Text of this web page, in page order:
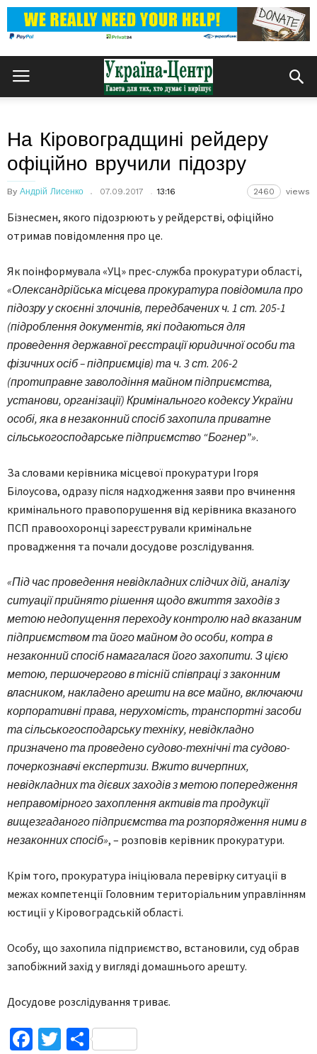
На Кіровоградщині рейдеру
офіційно вручили підозру
By Андрій Лисенко 07.09.2017 13:16 2460 views
Бізнесмен, якого підозрюють у рейдерстві, офіційно
отримав повідомлення про це.
Як поінформувала «УЦ» прес-служба прокуратури області,
«Олександрійська місцева прокуратура повідомила про
підозру у скоєнні злочинів, передбачених ч. 1 ст. 205-1
(підроблення документів, які подаються для
проведення державної реєстрації юридичної особи та
фізичних осіб – підприємців) та ч. 3 ст. 206-2
(протиправне заволодіння майном підприємства,
установи, організації) Кримінального кодексу України
особі, яка в незаконний спосіб захопила приватне
сільськогосподарське підприємство “Богнер”».
За словами керівника місцевої прокуратури Ігоря
Білоусова, одразу після надходження заяви про вчинення
кримінального правопорушення від керівника вказаного
ПСП правоохоронці зареєстрували кримінальне
провадження та почали досудове розслідування.
«Під час проведення невідкладних слідчих дій, аналізу
ситуації прийнято рішення щодо вжиття заходів з
метою недопущення переходу контролю над вказаним
підприємством та його майном до особи, котра в
незаконний спосіб намагалася його захопити. З цією
метою, першочергово в тісній співпраці з законним
власником, накладено арешти на все майно, включаючи
корпоративні права, нерухомість, транспортні засоби
та сільськогосподарську техніку, невідкладно
призначено та проведено судово-технічні та судово-
почеркознавчі експертизи. Вжито вичерпних,
невідкладних та дієвих заходів з метою попередження
неправомірного захоплення активів та продукції
вищезгаданого підприємства та розпорядження ними в
незаконних спосіб», – розповів керівник прокуратури.
Крім того, прокуратура ініціювала перевірку ситуації в
межах компетенції Головним територіальним управлінням
юстиції у Кіровоградській області.
Особу, що захопила підприємство, встановили, суд обрав
запобіжний захід у вигляді домашнього арешту.
Досудове розслідування триває.
Facebook
TwitterПоділитися